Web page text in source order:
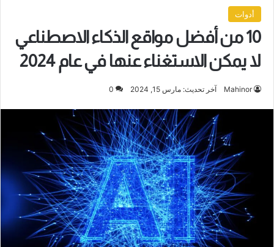
أدوات
10 من أفضل مواقع الذكاء الاصطناعي
لا يمكن الاستغناء عنها في عام 2024
Mahinor آخر تحديث: مارس 15, 2024 0